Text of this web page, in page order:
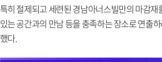
특히 절제되고 세련된 경남아너스빌만의 마감
있는 공간과의 만남 등을 충족하는 장소로 연출
했다.